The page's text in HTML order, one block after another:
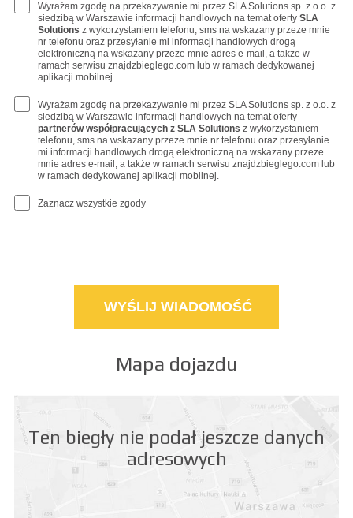
Wyrażam zgodę na przekazywanie mi przez SLA Solutions sp. z o.o. z
siedzibą w Warszawie informacji handlowych na temat oferty SLA
Solutions z wykorzystaniem telefonu, sms na wskazany przeze mnie
nr telefonu oraz przesyłanie mi informacji handlowych drogą
elektroniczną na wskazany przeze mnie adres e-mail, a także w
ramach serwisu znajdzbieglego.com lub w ramach dedykowanej
aplikacji mobilnej.
Wyrażam zgodę na przekazywanie mi przez SLA Solutions sp. z o.o. z
siedzibą w Warszawie informacji handlowych na temat oferty
partnerów współpracujących z SLA Solutions z wykorzystaniem
telefonu, sms na wskazany przeze mnie nr telefonu oraz przesyłanie
mi informacji handlowych drogą elektroniczną na wskazany przeze
mnie adres e-mail, a także w ramach serwisu znajdzbieglego.com lub
w ramach dedykowanej aplikacji mobilnej.
Zaznacz wszystkie zgody
Mapa dojazdu
Ten biegły nie podał jeszcze danych
adresowych